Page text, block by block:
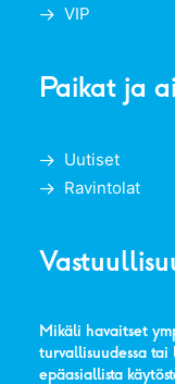
VIP
Paikat ja
Uutiset
Ravintolat
Mikäli havaitset
turvallisuudessa
epäasiallista